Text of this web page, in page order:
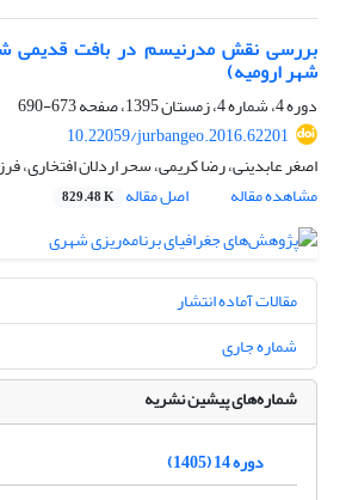
بررسی نقش مدرنیسم در بافت قدیمی
شهر ارومیه)
دوره 4، شماره 4، زمستان 1395، صفحه
673-690
10.22059/jurbangeo.2016.62201
اصغر عابدینی، رضا کریمی، سحر اردلان افتخاری،
مشاهده مقاله
اصل مقاله 829.48 K
مقالات آماده انتشار
شماره جاری
شماره‌های پیشین نشریه
دوره 14 (1405)